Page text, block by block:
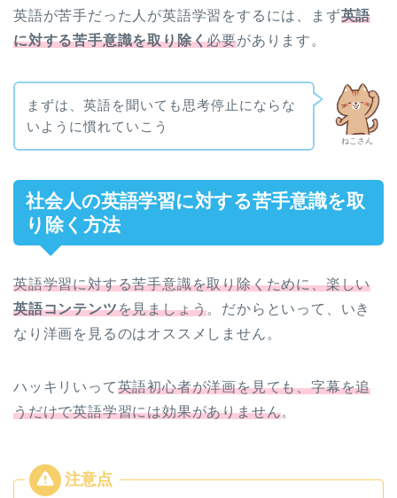
英語が苦手だった人が英語学習をするには、まず英語
に対する苦手意識を取り除く必要があります。
ねこさん
まずは、英語を聞いても思考停止にならな
いように慣れていこう
社会人の英語学習に対する苦手意識を取
り除く方法
英語学習に対する苦手意識を取り除くために、楽しい
英語コンテンツを見ましょう。だからといって、いき
なり洋画を見るのはオススメしません。
ハッキリいって英語初心者が洋画を見ても、字幕を追
うだけで英語学習には効果がありません。